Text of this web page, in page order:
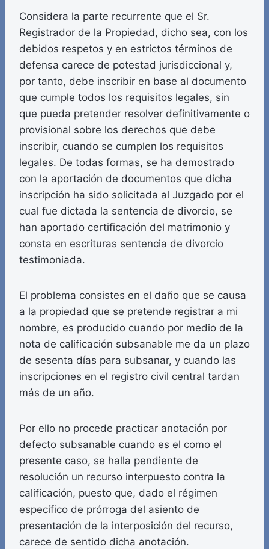
Considera la parte recurrente que el Sr.
Registrador de la Propiedad, dicho sea, con los
debidos respetos y en estrictos términos de
defensa carece de potestad jurisdiccional y,
por tanto, debe inscribir en base al documento
que cumple todos los requisitos legales, sin
que pueda pretender resolver definitivamente o
provisional sobre los derechos que debe
inscribir, cuando se cumplen los requisitos
legales. De todas formas, se ha demostrado
con la aportación de documentos que dicha
inscripción ha sido solicitada al Juzgado por el
cual fue dictada la sentencia de divorcio, se
han aportado certificación del matrimonio y
consta en escrituras sentencia de divorcio
testimoniada.
El problema consistes en el daño que se causa
a la propiedad que se pretende registrar a mi
nombre, es producido cuando por medio de la
nota de calificación subsanable me da un plazo
de sesenta días para subsanar, y cuando las
inscripciones en el registro civil central tardan
más de un año.
Por ello no procede practicar anotación por
defecto subsanable cuando es el como el
presente caso, se halla pendiente de
resolución un recurso interpuesto contra la
calificación, puesto que, dado el régimen
específico de prórroga del asiento de
presentación de la interposición del recurso,
carece de sentido dicha anotación.